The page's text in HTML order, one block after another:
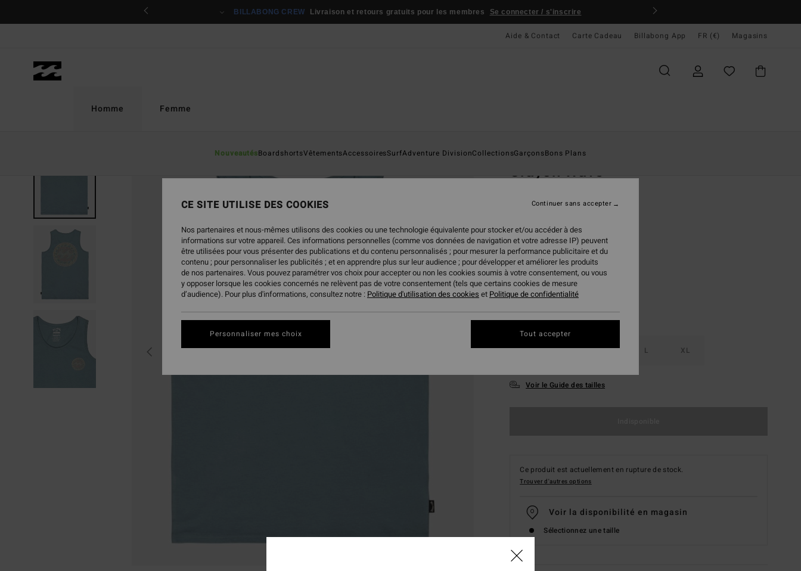
BILLABONG CREW Livraison et retours gratuits pour les membres Se connecter / s'inscrire
Aide & Contact Carte Cadeau Billabong App FR (€) Magasins
Homme
NouveautésBoardshortsVêtementsAccessoiresSurfAdventure DivisionCollectionsGarçonsBons Plans
Femme
RUPTURE DE STOCK
Crayon Wave
CouleurWashed Blue
XS S M L XL
Voir le Guide des tailles
Ce produit est actuellement en rupture de stock.
Trouver d'autres options
Voir la disponibilité en magasin
Sélectionnez une taille
CE SITE UTILISE DES COOKIES
Nos partenaires et nous-mêmes utilisons des cookies ou une technologie équivalente pour stocker et/ou accéder à des
informations sur votre appareil. Ces informations personnelles (comme vos données de navigation et votre adresse IP) peuvent
être utilisées pour vous présenter des publications et du contenu personnalisés ; pour mesurer la performance publicitaire et du
contenu ; pour personnaliser les publicités ; et en apprendre plus sur leur audience ; pour développer et améliorer les produits
de nos partenaires. Vous pouvez paramétrer vos choix pour accepter ou non les cookies soumis à votre consentement, ou vous
y opposer lorsque les cookies concernés ne relèvent pas de votre consentement (tels que certains cookies de mesure
d’audience). Pour plus d'informations, consultez notre : Politique d'utilisation des cookies et Politique de confidentialité
Personnaliser mes choix
Continuer sans accepter
Tout accepter